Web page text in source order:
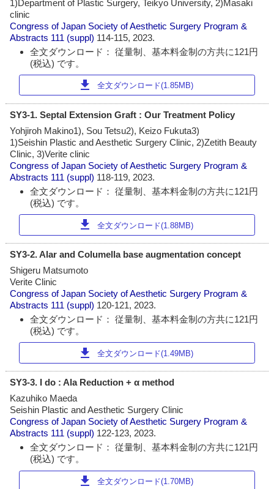
1)Department of Plastic Surgery, Teikyo University, 2)Masaki
clinic
Congress of Japan Society of Aesthetic Surgery Program &
Abstracts 111 (suppl) 114-115, 2023.
全文ダウンロード： 従量制、基本料金制の方共に121円
(税込) です。
download 全文ダウンロード(1.85MB)
SY3-1. Septal Extension Graft : Our Treatment Policy
Yohjiroh Makino1), Sou Tetsu2), Keizo Fukuta3)
1)Seishin Plastic and Aesthetic Surgery Clinic, 2)Zetith Beauty
Clinic, 3)Verite clinic
Congress of Japan Society of Aesthetic Surgery Program &
Abstracts 111 (suppl) 118-119, 2023.
全文ダウンロード： 従量制、基本料金制の方共に121円
(税込) です。
download 全文ダウンロード(1.88MB)
SY3-2. Alar and Columella base augmentation concept
Shigeru Matsumoto
Verite Clinic
Congress of Japan Society of Aesthetic Surgery Program &
Abstracts 111 (suppl) 120-121, 2023.
全文ダウンロード： 従量制、基本料金制の方共に121円
(税込) です。
download 全文ダウンロード(1.49MB)
SY3-3. I do : Ala Reduction + α method
Kazuhiko Maeda
Seishin Plastic and Aesthetic Surgery Clinic
Congress of Japan Society of Aesthetic Surgery Program &
Abstracts 111 (suppl) 122-123, 2023.
全文ダウンロード： 従量制、基本料金制の方共に121円
(税込) です。
download 全文ダウンロード(1.70MB)